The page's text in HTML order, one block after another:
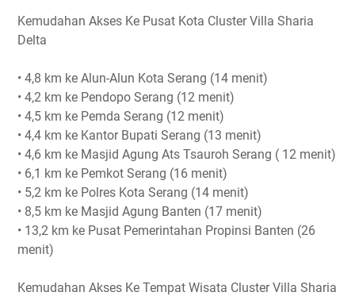
Kemudahan Akses Ke Pusat Kota Cluster Villa Sharia
Delta
• 4,8 km ke Alun-Alun Kota Serang (14 menit)
• 4,2 km ke Pendopo Serang (12 menit)
• 4,5 km ke Pemda Serang (12 menit)
• 4,4 km ke Kantor Bupati Serang (13 menit)
• 4,6 km ke Masjid Agung Ats Tsauroh Serang ( 12 menit)
• 6,1 km ke Pemkot Serang (16 menit)
• 5,2 km ke Polres Kota Serang (14 menit)
• 8,5 km ke Masjid Agung Banten (17 menit)
• 13,2 km ke Pusat Pemerintahan Propinsi Banten (26
menit)
Kemudahan Akses Ke Tempat Wisata Cluster Villa Sharia